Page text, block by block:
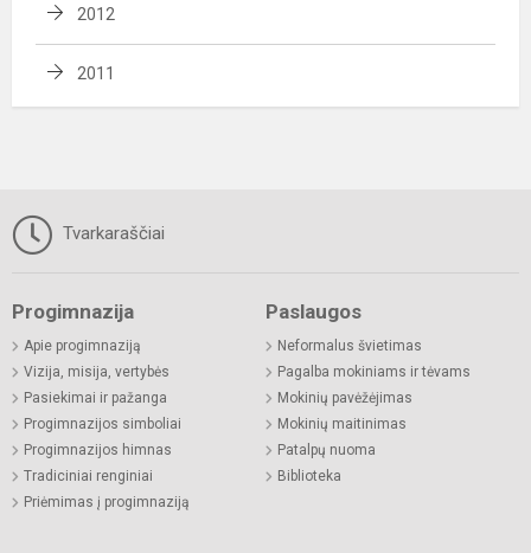
2012
2011
Tvarkaraščiai
Progimnazija
Apie progimnaziją
Vizija, misija, vertybės
Pasiekimai ir pažanga
Progimnazijos simboliai
Progimnazijos himnas
Tradiciniai renginiai
Priėmimas į progimnaziją
Paslaugos
Neformalus švietimas
Pagalba mokiniams ir tėvams
Mokinių pavėžėjimas
Mokinių maitinimas
Patalpų nuoma
Biblioteka